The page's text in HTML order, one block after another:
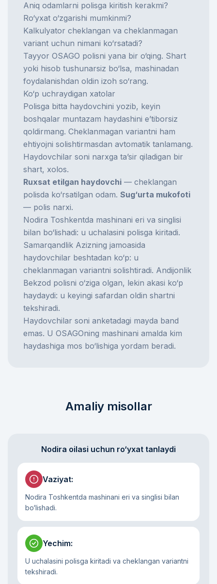
Aniq odamlarni polisga kiritish kerakmi?
Ro‘yxat o‘zgarishi mumkinmi?
Kalkulyator cheklangan va cheklanmagan
variant uchun nimani ko‘rsatadi?
Tayyor OSAGO polisni yana bir o‘qing. Shart
yoki hisob tushunarsiz bo‘lsa, mashinadan
foydalanishdan oldin izoh so‘rang.
Ko‘p uchraydigan xatolar
Polisga bitta haydovchini yozib, keyin
boshqalar muntazam haydashini e’tiborsiz
qoldirmang. Cheklanmagan variantni ham
ehtiyojni solishtirmasdan avtomatik tanlamang.
Haydovchilar soni narxga ta’sir qiladigan bir
shart, xolos.
Ruxsat etilgan haydovchi — cheklangan
polisda ko‘rsatilgan odam. Sug‘urta mukofoti
— polis narxi.
Nodira Toshkentda mashinani eri va singlisi
bilan bo‘lishadi: u uchalasini polisga kiritadi.
Samarqandlik Azizning jamoasida
haydovchilar beshtadan ko‘p: u
cheklanmagan variantni solishtiradi. Andijonlik
Bekzod polisni o‘ziga olgan, lekin akasi ko‘p
haydaydi: u keyingi safardan oldin shartni
tekshiradi.
Haydovchilar soni anketadagi mayda band
emas. U OSAGOning mashinani amalda kim
haydashiga mos bo‘lishiga yordam beradi.
Amaliy misollar
Nodira oilasi uchun ro‘yxat tanlaydi
Vaziyat:
Nodira Toshkentda mashinani eri va singlisi bilan
bo‘lishadi.
Yechim:
U uchalasini polisga kiritadi va cheklangan variantni
tekshiradi.